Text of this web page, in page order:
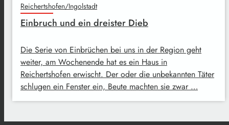
Reichertshofen/Ingolstadt
Einbruch und ein dreister Dieb
Die Serie von Einbrüchen bei uns in der Region geht
weiter, am Wochenende hat es ein Haus in
Reichertshofen erwischt. Der oder die unbekannten Täter
schlugen ein Fenster ein, Beute machten sie zwar …